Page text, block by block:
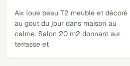
Aix loue beau T2 meublé et décoré
au gout du jour dans maison au
calme. Salon 20 m2 donnant sur
terrasse et